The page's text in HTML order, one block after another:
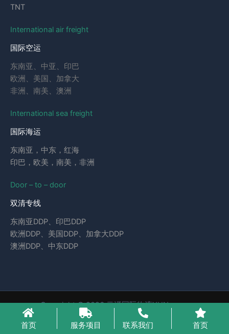
TNT
International air freight
国际空运
东南亚、中亚、印巴
欧洲、美国、加拿大
非洲、南美、澳洲
International sea freight
国际海运
东南亚，中东，红海
印巴，欧美，南美，非洲
Door – to – door
双清专线
东南亚DDP、印巴DDP
欧洲DDP、美国DDP、加拿大DDP
澳洲DDP、中东DDP
Copyright © 2026 云泽国际物流YUNcargo
粤ICP备2023046221号-1
首页 服务项目 联系我们 首页